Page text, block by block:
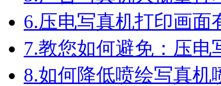
6.压电写真机打印画面
7.教您如何避免：压电
8.如何降低喷绘写真机